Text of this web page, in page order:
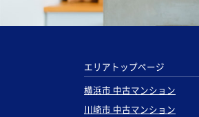
エリアトップページ
横浜市 中古マンション
川崎市 中古マンション